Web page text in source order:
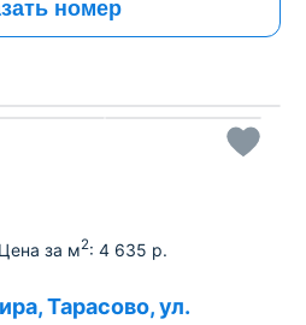
номер
Все фото
Цена за м2: 4 635 р.
Тарасово, ул.